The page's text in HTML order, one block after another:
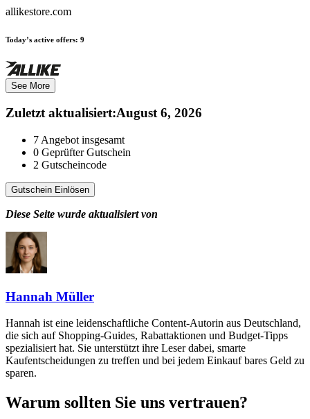
allikestore.com
Today’s active offers: 9
See More
Zuletzt aktualisiert:August 6, 2026
7 Angebot insgesamt
0 Geprüfter Gutschein
2 Gutscheincode
Gutschein Einlösen
Diese Seite wurde aktualisiert von
Hannah Müller
Hannah ist eine leidenschaftliche Content-Autorin aus Deutschland,
die sich auf Shopping-Guides, Rabattaktionen und Budget-Tipps
spezialisiert hat. Sie unterstützt ihre Leser dabei, smarte
Kaufentscheidungen zu treffen und bei jedem Einkauf bares Geld zu
sparen.
Warum sollten Sie uns vertrauen?